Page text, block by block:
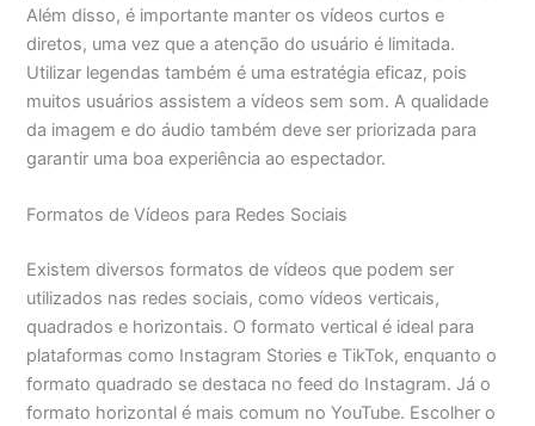
Além disso, é importante manter os vídeos curtos e
diretos, uma vez que a atenção do usuário é limitada.
Utilizar legendas também é uma estratégia eficaz, pois
muitos usuários assistem a vídeos sem som. A qualidade
da imagem e do áudio também deve ser priorizada para
garantir uma boa experiência ao espectador.
Formatos de Vídeos para Redes Sociais
Existem diversos formatos de vídeos que podem ser
utilizados nas redes sociais, como vídeos verticais,
quadrados e horizontais. O formato vertical é ideal para
plataformas como Instagram Stories e TikTok, enquanto o
formato quadrado se destaca no feed do Instagram. Já o
formato horizontal é mais comum no YouTube. Escolher o